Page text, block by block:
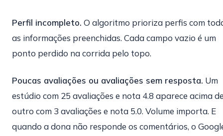
Perfil incompleto. O algoritmo prioriza perfis com
as informações preenchidas. Cada campo vazio é um
ponto perdido na corrida pelo topo.
Poucas avaliações ou avaliações sem resposta. Um
estúdio com 25 avaliações e nota 4.8 aparece acima
outro com 3 avaliações e nota 5.0. Volume importa. E
quando a dona não responde os comentários, o